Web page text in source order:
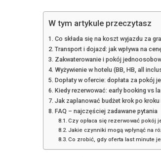
W tym artykule przeczytasz
Co składa się na koszt wyjazdu za
Transport i dojazd: jak wpływa na
Zakwaterowanie i pokój
Wyżywienie w hotelu (BB, HB, all
Dopłaty w ofercie: dopłata za pokój
Kiedy rezerwować: early booking vs
Jak zaplanować budżet krok po
FAQ – najczęściej zadawane pytania
Czy opłaca się rezerwować pokój
Jakie czynniki mogą wpłynąć na
Co zrobić, gdy oferta last minute